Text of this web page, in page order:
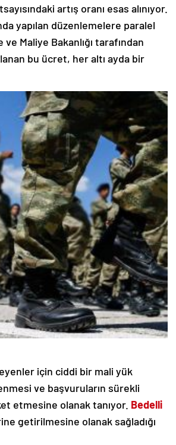
artış oranı esas alınıyor.
yapılan düzenlemelere paralel
Maliye Bakanlığı tarafından
bu ücret, her altı ayda bir
için ciddi bir mali yük
ve başvuruların sürekli
etmesine olanak tanıyor. Bedelli
getirilmesine olanak sağladığı